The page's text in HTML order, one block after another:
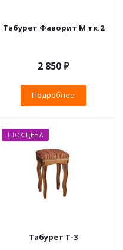
Табурет Фаворит М тк.2
2 850 ₽
Подробнее
ШОК ЦЕНА
Табурет Т-3